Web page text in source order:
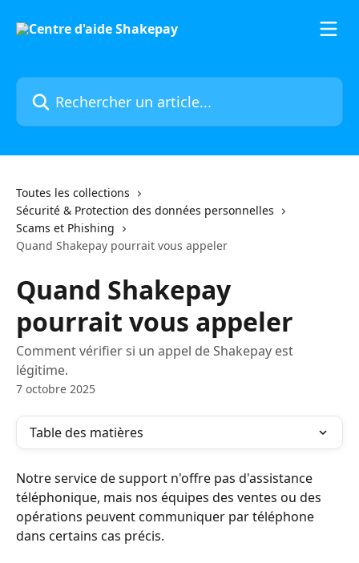
Rechercher un article...
Toutes les collections
Sécurité & Protection des données personnelles
Scams et Phishing
Quand Shakepay pourrait vous appeler
Quand Shakepay
pourrait vous appeler
Comment vérifier si un appel de Shakepay est
légitime.
7 octobre 2025
Table des matières
Notre service de support n'offre pas d'assistance
téléphonique, mais nos équipes des ventes ou des
opérations peuvent communiquer par téléphone
dans certains cas précis.